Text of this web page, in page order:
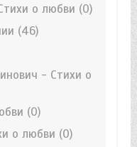
о любви (0)
(46)
- Стихи о
(0)
о любви (0)